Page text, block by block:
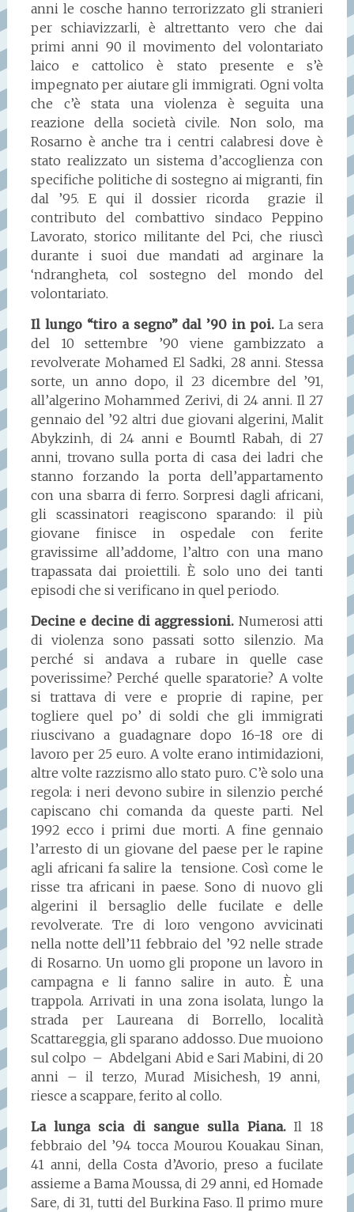
anni le cosche hanno terrorizzato gli stranieri
per schiavizzarli, è altrettanto vero che dai
primi anni 90 il movimento del volontariato
laico e cattolico è stato presente e s’è
impegnato per aiutare gli immigrati. Ogni volta
che c’è stata una violenza è seguita una
reazione della società civile. Non solo, ma
Rosarno è anche tra i centri calabresi dove è
stato realizzato un sistema d’accoglienza con
specifiche politiche di sostegno ai migranti, fin
dal ’95. E qui il dossier ricorda grazie il
contributo del combattivo sindaco Peppino
Lavorato, storico militante del Pci, che riuscì
durante i suoi due mandati ad arginare la
‘ndrangheta, col sostegno del mondo del
volontariato.
Il lungo “tiro a segno” dal ’90 in poi. La sera
del 10 settembre ’90 viene gambizzato a
revolverate Mohamed El Sadki, 28 anni. Stessa
sorte, un anno dopo, il 23 dicembre del ’91,
all’algerino Mohammed Zerivi, di 24 anni. Il 27
gennaio del ’92 altri due giovani algerini, Malit
Abykzinh, di 24 anni e Boumtl Rabah, di 27
anni, trovano sulla porta di casa dei ladri che
stanno forzando la porta dell’appartamento
con una sbarra di ferro. Sorpresi dagli africani,
gli scassinatori reagiscono sparando: il più
giovane finisce in ospedale con ferite
gravissime all’addome, l’altro con una mano
trapassata dai proiettili. È solo uno dei tanti
episodi che si verificano in quel periodo.
Decine e decine di aggressioni. Numerosi atti
di violenza sono passati sotto silenzio. Ma
perché si andava a rubare in quelle case
poverissime? Perché quelle sparatorie? A volte
si trattava di vere e proprie di rapine, per
togliere quel po’ di soldi che gli immigrati
riuscivano a guadagnare dopo 16-18 ore di
lavoro per 25 euro. A volte erano intimidazioni,
altre volte razzismo allo stato puro. C’è solo una
regola: i neri devono subire in silenzio perché
capiscano chi comanda da queste parti. Nel
1992 ecco i primi due morti. A fine gennaio
l’arresto di un giovane del paese per le rapine
agli africani fa salire la tensione. Così come le
risse tra africani in paese. Sono di nuovo gli
algerini il bersaglio delle fucilate e delle
revolverate. Tre di loro vengono avvicinati
nella notte dell’11 febbraio del ’92 nelle strade
di Rosarno. Un uomo gli propone un lavoro in
campagna e li fanno salire in auto. È una
trappola. Arrivati in una zona isolata, lungo la
strada per Laureana di Borrello, località
Scattareggia, gli sparano addosso. Due muoiono
sul colpo – Abdelgani Abid e Sari Mabini, di 20
anni – il terzo, Murad Misichesh, 19 anni,
riesce a scappare, ferito al collo.
La lunga scia di sangue sulla Piana.Il 18
febbraio del ’94 tocca Mourou Kouakau Sinan,
41 anni, della Costa d’Avorio, preso a fucilate
assieme a Bama Moussa, di 29 anni, ed Homade
Sare, di 31, tutti del Burkina Faso. Il primo mure